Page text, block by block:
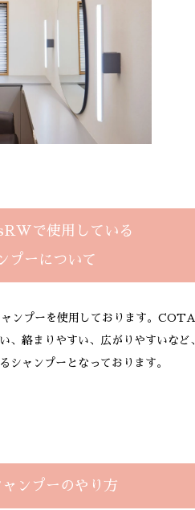
で使用している
プーについて
ンプーを使用しております。
、絡まりやすい、広がりやすいなど
シャンプーとなっております。
ャンプーのやり方